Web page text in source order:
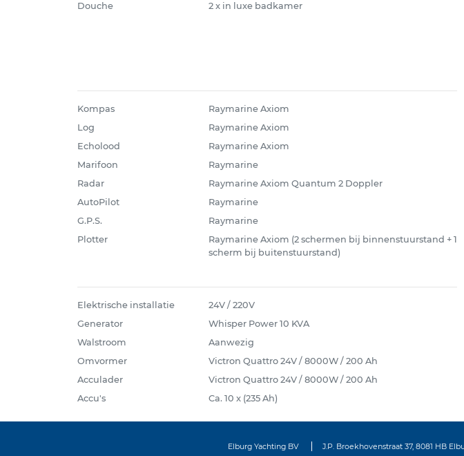
Douche
2 x in luxe badkamer
Kompas
Raymarine Axiom
Log
Raymarine Axiom
Echolood
Raymarine Axiom
Marifoon
Raymarine
Radar
Raymarine Axiom Quantum 2 Doppler
AutoPilot
Raymarine
G.P.S.
Raymarine
Plotter
Raymarine Axiom (2 schermen bij binnenstuurstand + 1
scherm bij buitenstuurstand)
Elektrische installatie
24V / 220V
Generator
Whisper Power 10 KVA
Walstroom
Aanwezig
Omvormer
Victron Quattro 24V / 8000W / 200 Ah
Acculader
Victron Quattro 24V / 8000W / 200 Ah
Accu's
Ca. 10 x (235 Ah)
Elburg Yachting BV J.P. Broekhovenstraat 37, 8081 HB